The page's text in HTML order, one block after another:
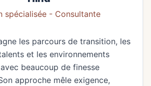
spécialisée - Consultante
les parcours de transition, les
et les environnements
beaucoup de finesse
approche mêle exigence,